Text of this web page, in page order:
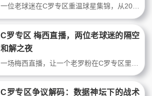
C罗专区 梅西直播，两位老球迷的隔空
和解之夜
C罗专区争议解码：数据神坛下的战术